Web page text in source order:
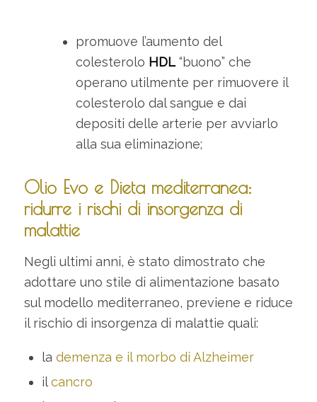
promuove l’aumento del
colesterolo HDL“buono” che
operano utilmente per rimuovere il
colesterolo dal sangue e dai
depositi delle arterie per avviarlo
alla sua eliminazione;
Olio Evo e Dieta mediterranea:
ridurre i rischi di insorgenza di
malattie
Negli ultimi anni, è stato dimostrato che
adottare uno stile di alimentazione basato
sul modello mediterraneo, previene e riduce
il rischio di insorgenza di malattie quali:
la demenza e il morbo di Alzheimer
ilcancro